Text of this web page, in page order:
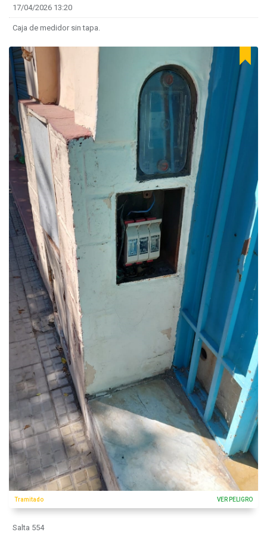
17/04/2026 13:20
Caja de medidor sin tapa.
Tramitado VER PELIGRO
Salta 554